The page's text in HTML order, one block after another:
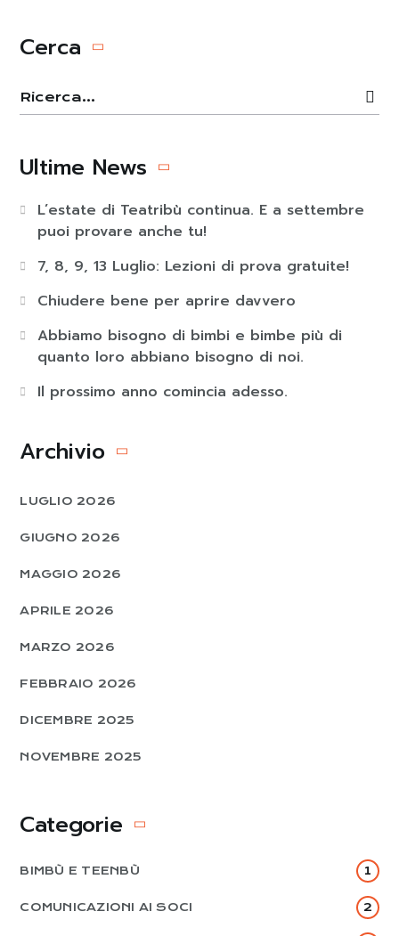
Cerca
Ultime News
L’estate di Teatribù continua. E a settembre
puoi provare anche tu!
7, 8, 9, 13 Luglio: Lezioni di prova gratuite!
Chiudere bene per aprire davvero
Abbiamo bisogno di bimbi e bimbe più di
quanto loro abbiano bisogno di noi.
Il prossimo anno comincia adesso.
Archivio
LUGLIO 2026
GIUGNO 2026
MAGGIO 2026
APRILE 2026
MARZO 2026
FEBBRAIO 2026
DICEMBRE 2025
NOVEMBRE 2025
Categorie
BIMBÙ E TEENBÙ 1
COMUNICAZIONI AI SOCI 2